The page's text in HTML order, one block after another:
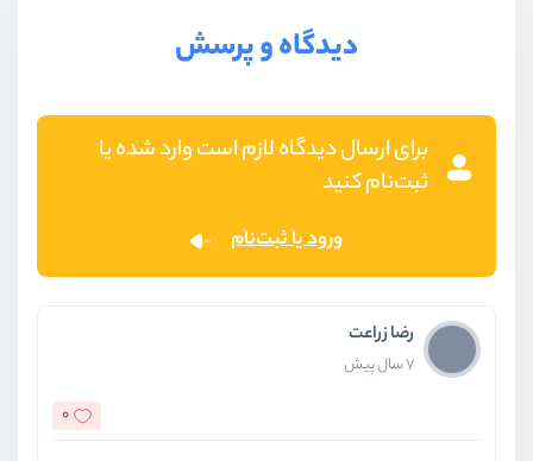
دیدگاه و پرسش
برای ارسال دیدگاه لازم است وارد شده یا
ثبت‌نام کنید
ورود یا ثبت‌نام
رضا زراعت
7 سال پیش
0